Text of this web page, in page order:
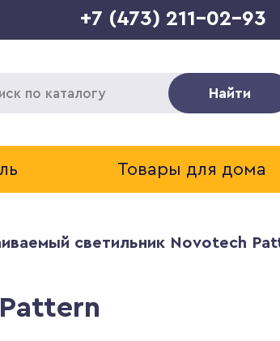
+7 (473) 211-02-93
Найти
Товары для дома
светильник Novotech